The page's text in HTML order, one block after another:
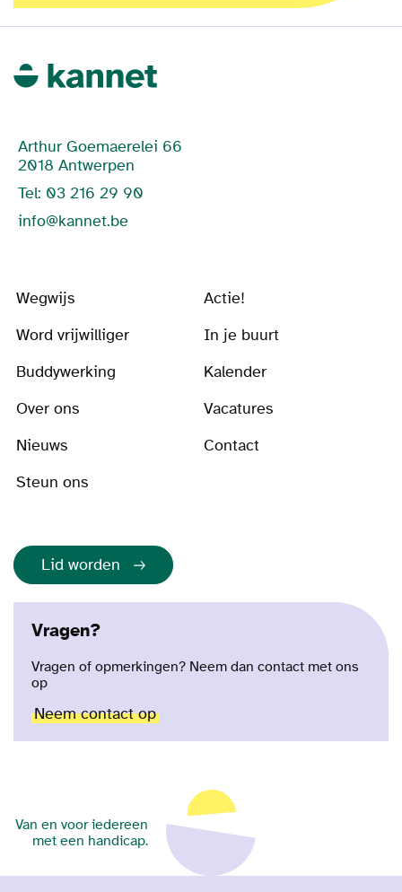
Arthur Goemaerelei 66
2018 Antwerpen
Tel: 03 216 29 90
info@kannet.be
Wegwijs
Actie!
Word vrijwilliger
In je buurt
Buddywerking
Kalender
Over ons
Vacatures
Nieuws
Contact
Steun ons
Lid worden
Vragen?
Vragen of opmerkingen? Neem dan contact met ons
op
Neem contact op
Van en voor iedereen
met een handicap.